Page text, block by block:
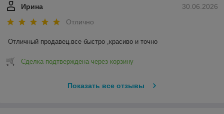
30.06.2026
Ирина
Отлично
Отличный продавец.все быстро ,красиво и точно
Сделка подтверждена через корзину
Показать все отзывы